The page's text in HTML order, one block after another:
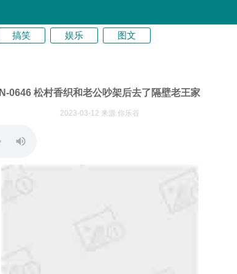
搞笑 娱乐 图文
N-0646 松村香织和老公吵架后去了隔壁老王家
2023-03-12 来源:你乐谷